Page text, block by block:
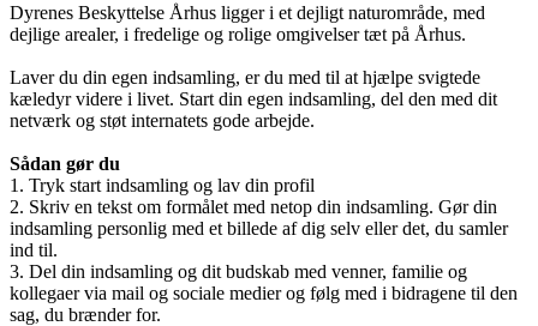
Dyrenes Beskyttelse Århus ligger i et dejligt naturområde, med
dejlige arealer, i fredelige og rolige omgivelser tæt på Århus.
Laver du din egen indsamling, er du med til at hjælpe svigtede
kæledyr videre i livet. Start din egen indsamling, del den med dit
netværk og støt internatets gode arbejde.
Sådan gør du
1. Tryk start indsamling og lav din profil
2. Skriv en tekst om formålet med netop din indsamling. Gør din
indsamling personlig med et billede af dig selv eller det, du samler
ind til.
3. Del din indsamling og dit budskab med venner, familie og
kollegaer via mail og sociale medier og følg med i bidragene til den
sag, du brænder for.